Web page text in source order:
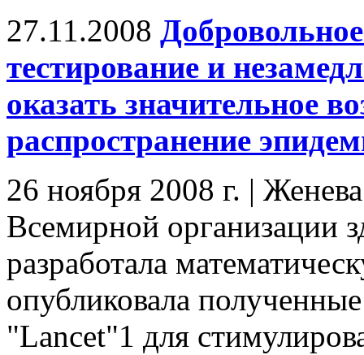
27.11.2008
тестирование и
оказать значительное
распространение
26 ноября 2008 г. |
Всемирной организации
разработала
опубликовала
"Lancet"1 для